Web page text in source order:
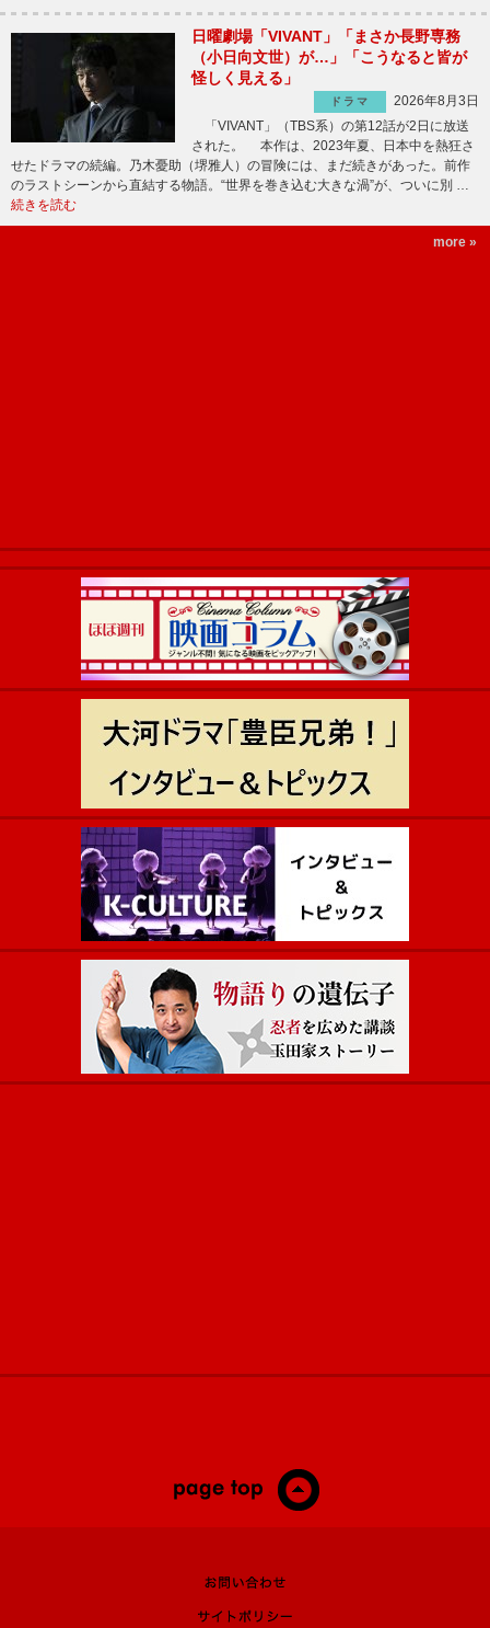
日曜劇場「VIVANT」「まさか長野専務
（小日向文世）が…」「こうなると皆が
怪しく見える」
ドラマ
2026年8月3日
「VIVANT」（TBS系）の第12話が2日に放送
された。 本作は、2023年夏、日本中を熱狂さ
せたドラマの続編。乃木憂助（堺雅人）の冒険には、まだ続きがあった。前作
のラストシーンから直結する物語。“世界を巻き込む大きな渦”が、ついに別 …
続きを読む
more »